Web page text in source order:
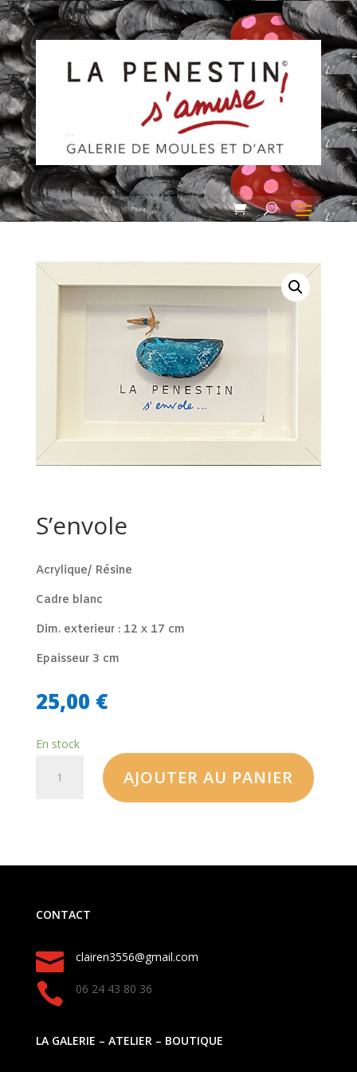
S’envole
Acrylique/ Résine
Cadre blanc
Dim. exterieur : 12 x 17 cm
Epaisseur 3 cm
25,00 €
En stock
AJOUTER AU PANIER
CONTACT
 clairen3556@gmail.com
 06 24 43 80 36
LA GALERIE – ATELIER – BOUTIQUE